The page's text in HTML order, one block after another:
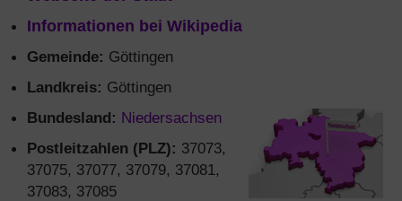
Informationen bei Wikipedia
Gemeinde: Göttingen
Landkreis: Göttingen
Bundesland: Niedersachsen
Postleitzahlen (PLZ): 37073,
37075, 37077, 37079, 37081,
37083, 37085